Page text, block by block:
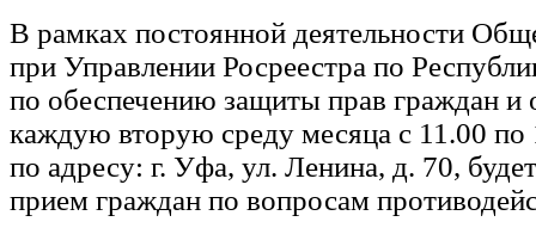
В рамках постоянной деятельности
при Управлении Росреестра по
по обеспечению защиты прав граждан и
каждую вторую среду месяца с 11.00 по
по адресу: г. Уфа, ул. Ленина, д. 70,
прием граждан по вопросам